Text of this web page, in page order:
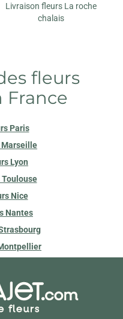
Livraison fleurs La roche
chalais
fleurs
France
Paris
Lyon
Nice
Nantes